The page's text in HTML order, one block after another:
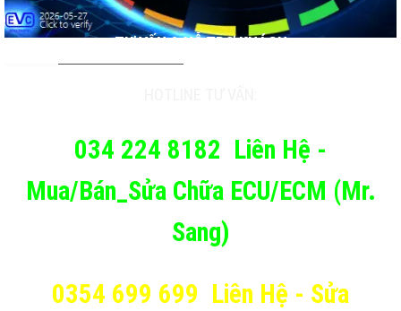
TƯ VẤN & HỖ TRỢ KHÁCH
034 224 8182 Liên Hệ -
Mua/Bán_Sửa Chữa ECU/ECM (Mr.
Sang)
0354 699 699 Liên Hệ - Sửa